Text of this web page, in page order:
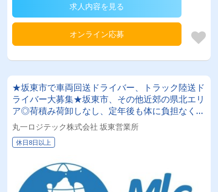
求人内容を見る
オンライン応募
★坂東市で車両回送ドライバー、トラック陸送ド
ライバー大募集★坂東市、その他近郊の県北エリ
ア◎荷積み荷卸しなし、定年後も体に負担なく働
けるお仕事です◎日勤業務のみで土日祝日休みの
年間１２０日以上！プライベート充実♪
丸一ロジテック株式会社 坂東営業所
休日8日以上